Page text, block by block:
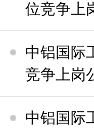
位竞争上
中铝国际
竞争上岗
中铝国际